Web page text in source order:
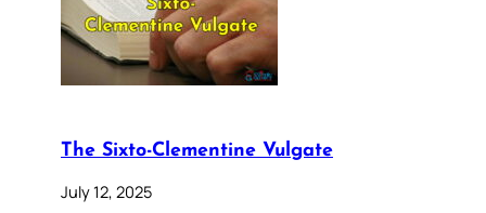
The Sixto-Clementine Vulgate
July 12, 2025